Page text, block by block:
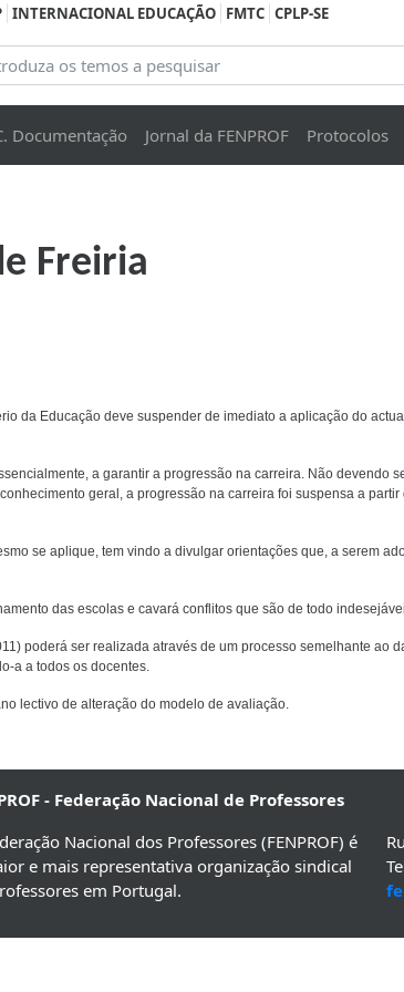
INTERNACIONAL EDUCAÇÃO FMTC CPLP-SE
Documentação Jornal da FENPROF Protocolos
Freiria
da Educação deve suspender de imediato a aplicação do
a garantir a progressão na carreira. Não devendo
geral, a progressão na carreira foi suspensa a partir
se aplique, tem vindo a divulgar orientações que, a serem
das escolas e cavará conflitos que são de todo
poderá ser realizada através de um processo semelhante ao
a a todos os docentes.
lectivo de alteração do modelo de avaliação.
- Federação Nacional de Professores
Nacional dos Professores (FENPROF) é
e mais representativa organização sindical
em Portugal.